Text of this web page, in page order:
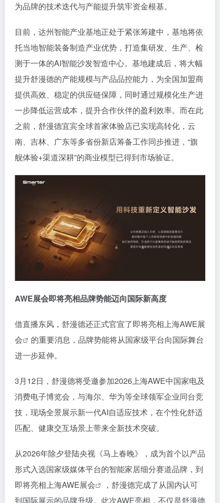
为品牌的技术迭代与产能提升筑牢资金根基。
目前，达州智能产业基地正处于紧张筹建中，基地将依
托当地智能装备制造产业优势，打造集研发、生产、检
测于一体的AI智能沙发智造中心。基地建成后，将大幅
提升舒漫德的产能规模与产品品控能力，为全国加盟商
提供高效、稳定的供应链保障，同时通过规模化生产进
一步降低运营成本，提升合作伙伴的盈利效率。而在此
之前，舒漫德宜宾全球首家体验店已实现高转化，云
南、吉林、广东等多省份新店筹备工作同步推进，“旗
舰体验+渠道深耕”的商业模型已得到市场验证。
AWE展会即将亮相品牌势能迈向国际新高度
借直播东风，舒漫德还正式官宣了即将亮相上海AWE展
会
的重要消息，品牌势能将从国家级平台向国际舞台
进一步延伸。
3月12日，舒漫德将受邀参加2026上海AWE中国家电及
消费电子博览会，与海尔、华为等全球领军企业同台竞
技，现场全景展示新一代AI自适应技术，在个性化舒适
匹配、健康交互场景上带来全新技术突破。
从2026年除夕登陆央视《马上春晚》，成为首个以产品
形式入选国家级媒体平台的智能家居细分赛道品牌，到
即将亮相上海AWE展会
，舒漫德完成了从国内认可
到国际展示的品牌升级。此次AWE亮相，不仅是舒漫德